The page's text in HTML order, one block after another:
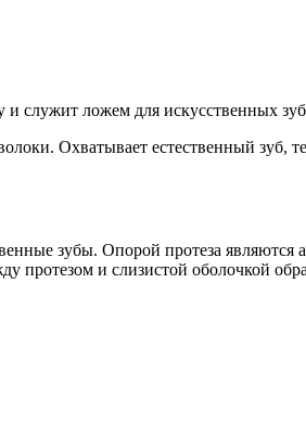
и служит ложем для искусственных
Охватывает естественный зуб,
зубы. Опорой протеза являются
и слизистой оболочкой